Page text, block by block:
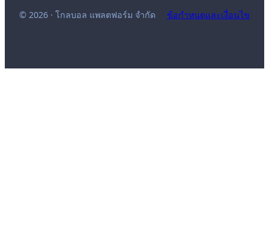
© 2026 · โกลบอล แพลตฟอร์ม จำกัด ข้อกำหนดและเงื่อนไข